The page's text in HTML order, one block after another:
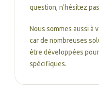
question, n'hésitez
Nous sommes aussi à
car de nombreuses
être développées
spécifiques.